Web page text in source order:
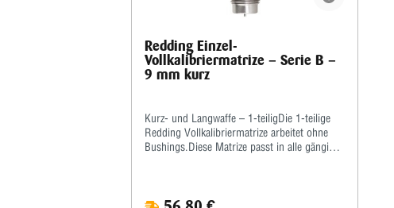
Redding Einzel-
Vollkalibriermatrize – Serie B –
9 mm kurz
Kurz- und Langwaffe – 1-teiligDie 1-teilige
Redding Vollkalibriermatrize arbeitet ohne
Bushings.Diese Matrize passt in alle gängigen
empfehlen, hierzu ein gutes wasserlösliches